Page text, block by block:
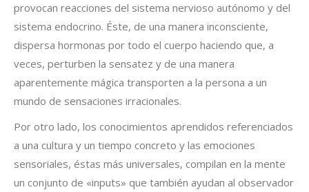
provocan reacciones del sistema nervioso autónomo y del
sistema endocrino. Éste, de una manera inconsciente,
dispersa hormonas por todo el cuerpo haciendo que, a
veces, perturben la sensatez y de una manera
aparentemente mágica transporten a la persona a un
mundo de sensaciones irracionales.
Por otro lado, los conocimientos aprendidos referenciados
a una cultura y un tiempo concreto y las emociones
sensoriales, éstas más universales, compilan en la mente
un conjunto de «inputs» que también ayudan al observador
nuestra web
funcione lo
mejor posible
durante tu
visita. Si
rechaza estas
cookies,
funcionalidades
desaparecerán
de la web.